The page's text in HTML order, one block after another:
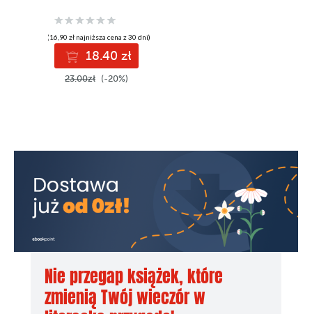
(16,90 zł najniższa cena z 30 dni)
18.40 zł
23.00zł (-20%)
Nie przegap książek, które
zmienią Twój wieczór w